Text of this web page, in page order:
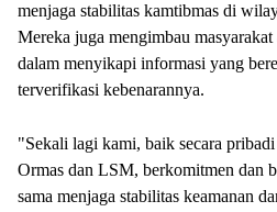
menjaga stabilitas kamtibmas di
Mereka juga mengimbau
dalam menyikapi informasi yang
terverifikasi kebenarannya.
"Sekali lagi kami, baik secara
Ormas dan LSM, berkomitmen dan
sama menjaga stabilitas keamanan